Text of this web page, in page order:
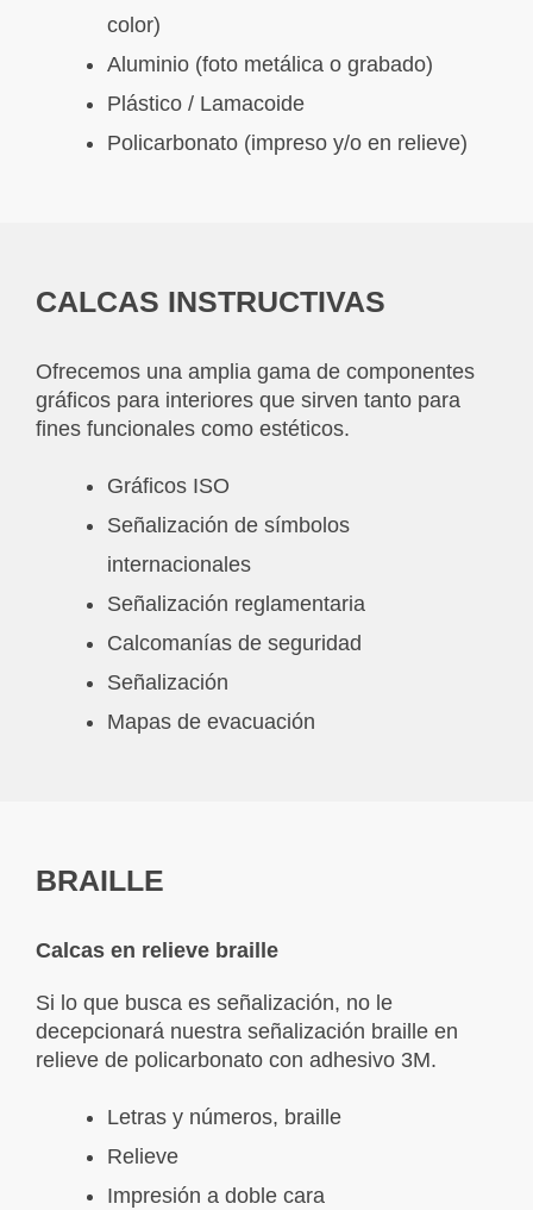
color)
Aluminio (foto metálica o grabado)
Plástico / Lamacoide
Policarbonato (impreso y/o en relieve)
CALCAS INSTRUCTIVAS
Ofrecemos una amplia gama de componentes
gráficos para interiores que sirven tanto para
fines funcionales como estéticos.
Gráficos ISO
Señalización de símbolos
internacionales
Señalización reglamentaria
Calcomanías de seguridad
Señalización
Mapas de evacuación
BRAILLE
Calcas en relieve braille
Si lo que busca es señalización, no le
decepcionará nuestra señalización braille en
relieve de policarbonato con adhesivo 3M.
Letras y números, braille
Relieve
Impresión a doble cara